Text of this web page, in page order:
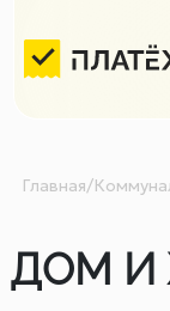
Главная/
ДОМ И